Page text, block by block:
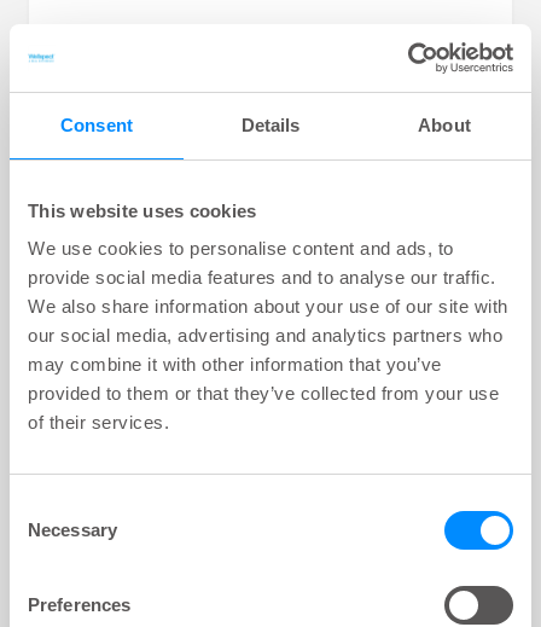
Consent Details About
This website uses cookies
We use cookies to personalise content and ads, to
provide social media features and to analyse our traffic.
We also share information about your use of our site with
our social media, advertising and analytics partners who
may combine it with other information that you’ve
provided to them or that they’ve collected from your use
of their services.
Selection
Necessary
Preferences
Lees meer over hoe
Navina Bowel Care
eenvoudige, betrouwbare, innovatieve en